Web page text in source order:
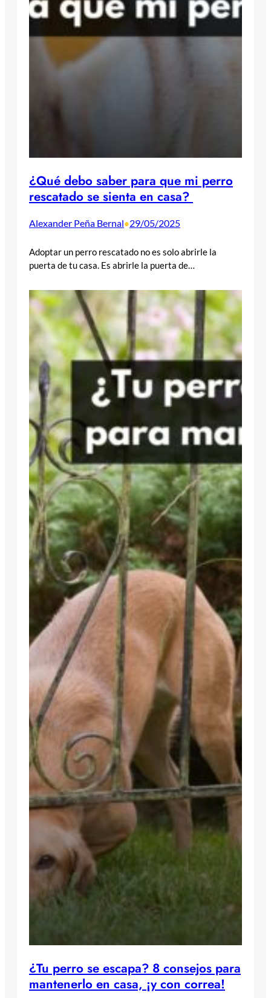
¿Qué debo saber para que mi perro
rescatado se sienta en casa?
Alexander Peña Bernal•29/05/2025
Adoptar un perro rescatado no es solo abrirle la
puerta de tu casa. Es abrirle la puerta de…
¿Tu perro se escapa? 8 consejos para
mantenerlo en casa, ¡y con correa!